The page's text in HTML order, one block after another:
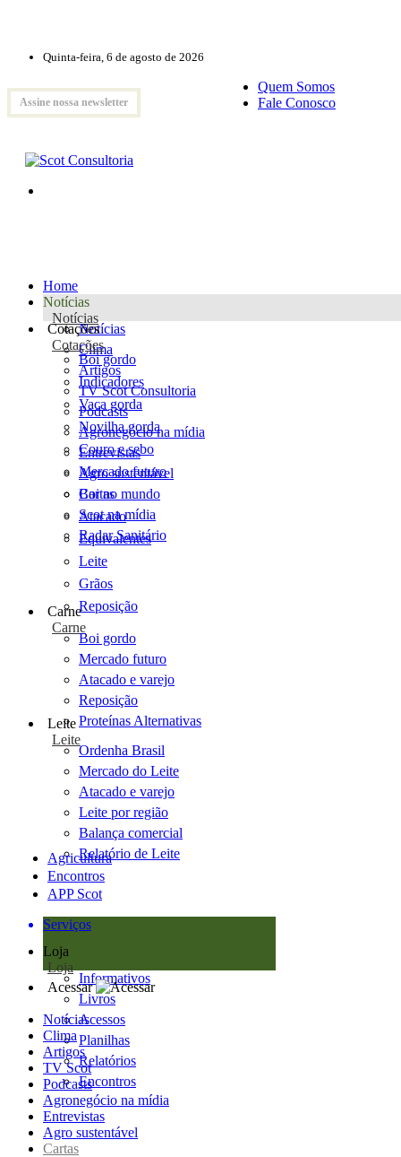
Quinta-feira, 6 de agosto de 2026
Assine nossa newsletter
Quem Somos
Fale Conosco
Home
Notícias
Notícias
Notícias
Clima
Artigos
TV Scot Consultoria
Podcasts
Agronegócio na mídia
Entrevistas
Agro sustentável
Cartas
Scot na mídia
Radar Sanitário
Cotações
Cotações
Boi gordo
Indicadores
Vaca gorda
Novilha gorda
Couro e sebo
Mercado futuro
Boi no mundo
Atacado
Equivalentes
Leite
Grãos
Reposição
Carne
Carne
Boi gordo
Mercado futuro
Atacado e varejo
Reposição
Proteínas Alternativas
Leite
Leite
Ordenha Brasil
Mercado do Leite
Atacado e varejo
Leite por região
Balança comercial
Relatório de Leite
Agricultura
Encontros
APP Scot
Serviços
Loja
Loja
Informativos
Livros
Acessos
Planilhas
Relatórios
Encontros
Acessar
Notícias
Clima
Artigos
TV Scot
Podcasts
Agronegócio na mídia
Entrevistas
Agro sustentável
Cartas